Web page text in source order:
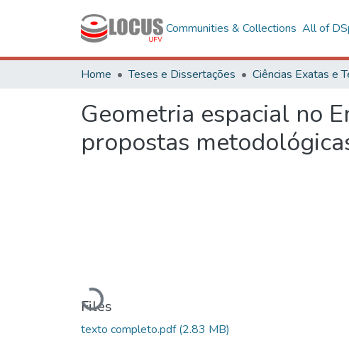
Communities & Collections All of
Home Teses e Dissertações
Geometria espacial no
propostas
Loading...
Files
texto completo.pdf(2.83 MB)